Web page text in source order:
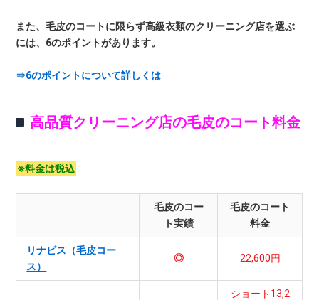
また、毛皮のコートに限らず高級衣類のクリーニング店を選ぶ
には、6のポイントがあります。
⇒6のポイントについて詳しくは
高品質クリーニング店の毛皮のコート料金
※料金は税込
毛皮のコー
ト実績
毛皮のコート
料金
リナビス（毛皮コー
ス）
◎ 22,600円
ショート13,2